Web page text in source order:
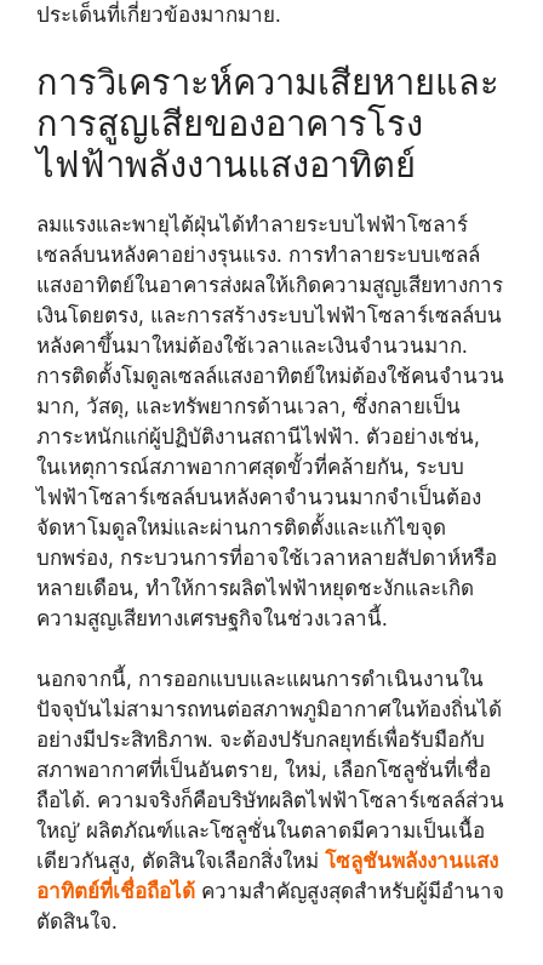
ประเด็นที่เกี่ยวข้องมากมาย.
การวิเคราะห์ความเสียหายและ
การสูญเสียของอาคารโรง
ไฟฟ้าพลังงานแสงอาทิตย์
ลมแรงและพายุไต้ฝุ่นได้ทำลายระบบไฟฟ้าโซลาร์
เซลล์บนหลังคาอย่างรุนแรง. การทำลายระบบเซลล์
แสงอาทิตย์ในอาคารส่งผลให้เกิดความสูญเสียทางการ
เงินโดยตรง, และการสร้างระบบไฟฟ้าโซลาร์เซลล์บน
หลังคาขึ้นมาใหม่ต้องใช้เวลาและเงินจำนวนมาก.
การติดตั้งโมดูลเซลล์แสงอาทิตย์ใหม่ต้องใช้คนจำนวน
มาก, วัสดุ, และทรัพยากรด้านเวลา, ซึ่งกลายเป็น
ภาระหนักแก่ผู้ปฏิบัติงานสถานีไฟฟ้า. ตัวอย่างเช่น,
ในเหตุการณ์สภาพอากาศสุดขั้วที่คล้ายกัน, ระบบ
ไฟฟ้าโซลาร์เซลล์บนหลังคาจำนวนมากจำเป็นต้อง
จัดหาโมดูลใหม่และผ่านการติดตั้งและแก้ไขจุด
บกพร่อง, กระบวนการที่อาจใช้เวลาหลายสัปดาห์หรือ
หลายเดือน, ทำให้การผลิตไฟฟ้าหยุดชะงักและเกิด
ความสูญเสียทางเศรษฐกิจในช่วงเวลานี้.
นอกจากนี้, การออกแบบและแผนการดำเนินงานใน
ปัจจุบันไม่สามารถทนต่อสภาพภูมิอากาศในท้องถิ่นได้
อย่างมีประสิทธิภาพ. จะต้องปรับกลยุทธ์เพื่อรับมือกับ
สภาพอากาศที่เป็นอันตราย, ใหม่, เลือกโซลูชั่นที่เชื่อ
ถือได้. ความจริงก็คือบริษัทผลิตไฟฟ้าโซลาร์เซลล์ส่วน
ใหญ่’ ผลิตภัณฑ์และโซลูชั่นในตลาดมีความเป็นเนื้อ
เดียวกันสูง, ตัดสินใจเลือกสิ่งใหม่ โซลูชันพลังงานแสง
อาทิตย์ที่เชื่อถือได้ ความสำคัญสูงสุดสำหรับผู้มีอำนาจ
ตัดสินใจ.